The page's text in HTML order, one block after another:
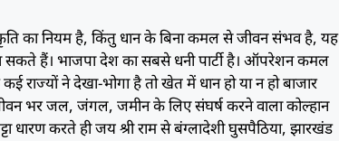
का नियम है, किंतु धान के बिना कमल से जीवन संभव है, यह
सकते हैं। भाजपा देश का सबसे धनी पार्टी है। ऑपरेशन कमल
राज्यों ने देखा-भोगा है तो खेत में धान हो या न हो बाजार
भर जल, जंगल, जमीन के लिए संघर्ष करने वाला कोल्हान
धारण करते ही जय श्री राम से बंग्लादेशी घुसपैठिया, झारखंड